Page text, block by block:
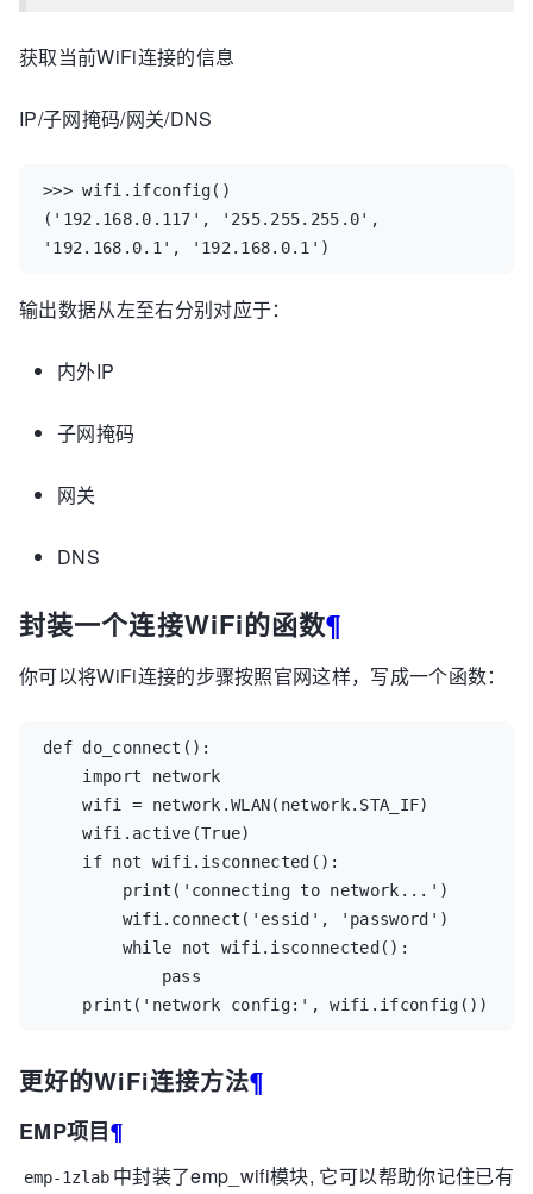
获取当前WiFi连接的信息
IP/子网掩码/网关/DNS
>>> wifi . ifconfig()
( '192.168.0.117' , '255.255.255.0' ,
'192.168.0.1' , '192.168.0.1' )
输出数据从左至右分别对应于：
内外IP
子网掩码
网关
DNS
封装一个连接WiFi的函数¶
你可以将WiFi连接的步骤按照官网这样，写成一个函数：
def do_connect ():
import
network
wifi
= network .WLAN( network. STA_IF)
wifi . active (True)
if not wifi . isconnected ():
print ( 'connecting to network...' )
wifi . connect ( 'essid' , 'password' )
while
not wifi . isconnected ():
pass
print ( 'network config:' , wifi . ifconfig ())
更好的WiFi连接方法¶
EMP项目¶
emp-1zlab 中封装了emp_wifi模块, 它可以帮助你记住已有